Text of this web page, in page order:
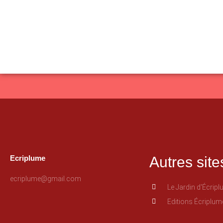
Ecriplume
ecriplume@gmail.com
Autres
Le Jardin
Editions